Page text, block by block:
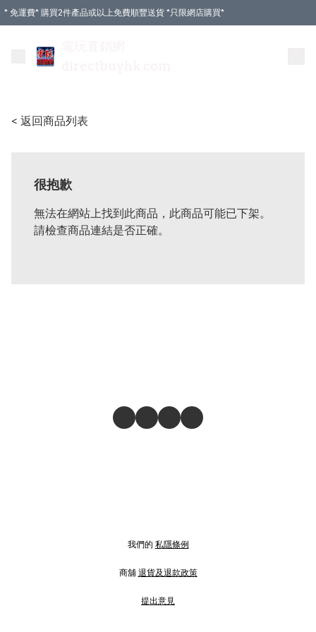
* 免運費* 購買2件產品或以上免費順豐送貨 *只限網店購買*
< 返回商品列表
很抱歉
無法在網站上找到此商品，此商品可能已下架。
請檢查商品連結是否正確。
我們的 私隱條例
商舖 退貨及退款政策
提出意見